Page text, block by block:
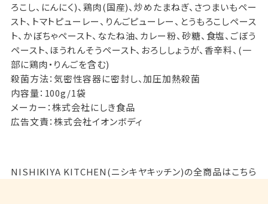
ろこし、にんにく)、鶏肉(国産)、炒めたまねぎ、さつまいもペー
スト、トマトピューレー、りんごピューレー、とうもろこしペース
ト、かぼちゃペースト、なたね油、カレー粉、砂糖、食塩、ごぼう
ペースト、ほうれんそうペースト、おろししょうが、香辛料、(一
部に鶏肉・りんごを含む)
殺菌方法：気密性容器に密封し、加圧加熱殺菌
内容量：100g/1袋
メーカー：株式会社にしき食品
広告文責：株式会社イオンボディ
NISHIKIYA KITCHEN(ニシキヤキッチン)の全商品はこちら